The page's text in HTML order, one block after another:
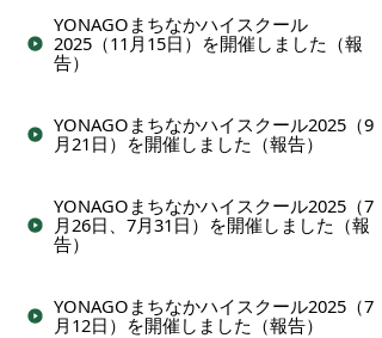
YONAGOまちなかハイスクール
2025（11月15日）を開催しました（報
告）
YONAGOまちなかハイスクール2025（9
月21日）を開催しました（報告）
YONAGOまちなかハイスクール2025（7
月26日、7月31日）を開催しました（報
告）
YONAGOまちなかハイスクール2025（7
月12日）を開催しました（報告）